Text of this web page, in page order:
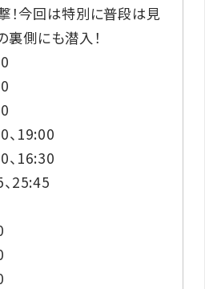
！今回は特別に普段は見
側にも潜入！
、19:00
、16:30
25:45